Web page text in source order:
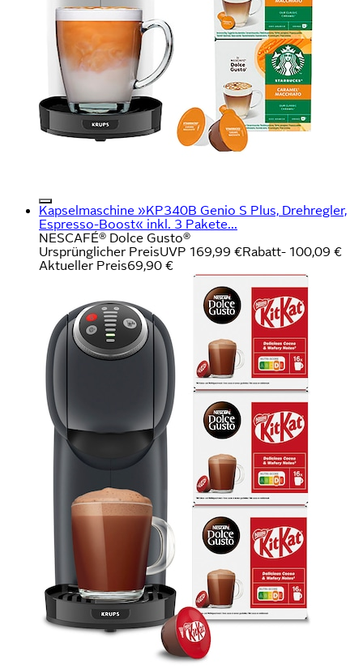
Kapselmaschine »KP340B Genio S Plus, Drehregler,
Espresso-Boost« inkl. 3 Pakete...
NESCAFÉ® Dolce Gusto®
Ursprünglicher PreisUVP 169,99 €Rabatt- 100,09 €
Aktueller Preis69,90 €